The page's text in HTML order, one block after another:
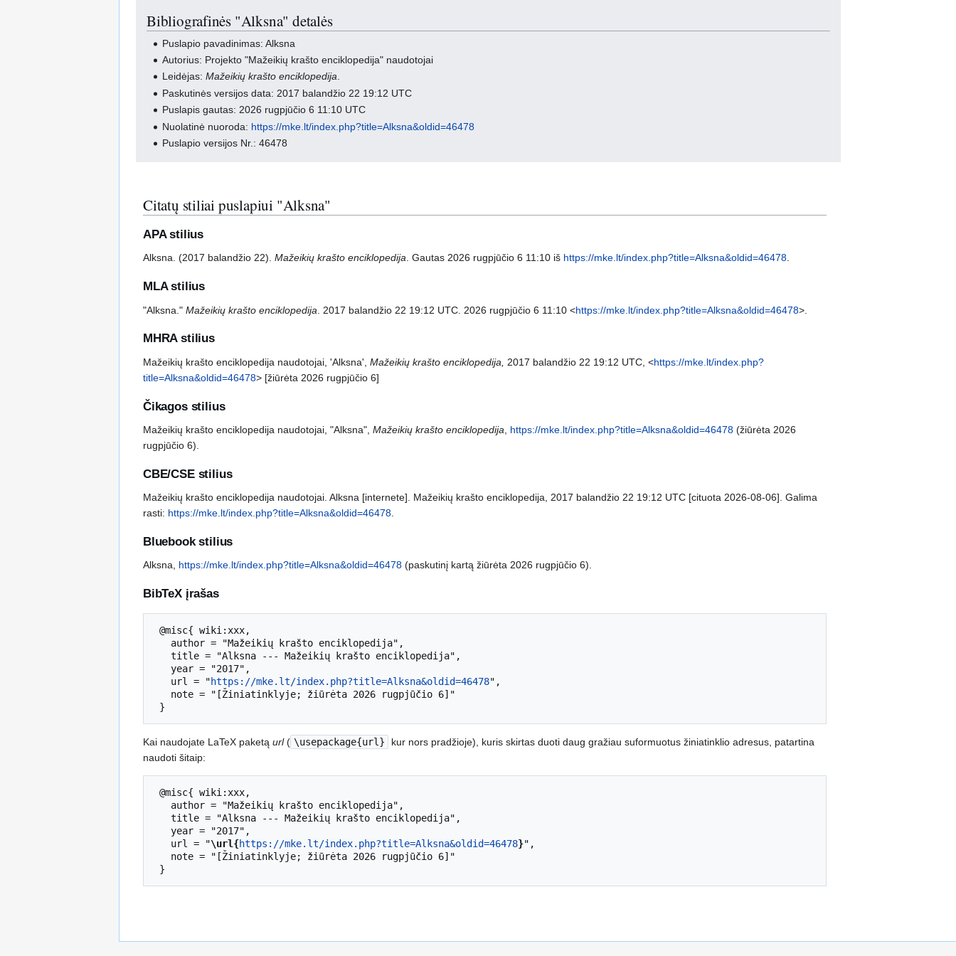
Bibliografinės "Alksna" detalės
Puslapio pavadinimas: Alksna
Autorius: Projekto "Mažeikių krašto enciklopedija" naudotojai
Leidėjas:Mažeikių krašto enciklopedija.
Paskutinės versijos data: 2017 balandžio 22 19:12 UTC
Puslapis gautas: 2026 rugpjūčio 6 11:10 UTC
Nuolatinė nuoroda: https://mke.lt/index.php?title=Alksna&oldid=46478
Puslapio versijos Nr.: 46478
Citatų stiliai puslapiui "Alksna"
APA stilius
Alksna. (2017 balandžio 22). Mažeikių krašto enciklopedija. Gautas 2026 rugpjūčio 6 11:10 iš https://mke.lt/index.php?title=Alksna&oldid=46478.
MLA stilius
"Alksna." Mažeikių krašto enciklopedija . 2017 balandžio 22 19:12 UTC. 2026 rugpjūčio 6 11:10 <https://mke.lt/index.php?title=Alksna&oldid=46478>.
MHRA stilius
Mažeikių krašto enciklopedija naudotojai, 'Alksna', Mažeikių krašto enciklopedija, 2017 balandžio 22 19:12 UTC, <https://mke.lt/index.php?
title=Alksna&oldid=46478> [žiūrėta 2026 rugpjūčio 6]
Čikagos stilius
Mažeikių krašto enciklopedija naudotojai, "Alksna", Mažeikių krašto enciklopedija https://mke.lt/index.php?title=Alksna&oldid=46478(žiūrėta 2026
rugpjūčio 6).
CBE/CSE stilius
Mažeikių krašto enciklopedija naudotojai. Alksna [internete]. Mažeikių krašto enciklopedija, 2017 balandžio 22 19:12 UTC [cituota 2026-08-06]. Galima
rasti: https://mke.lt/index.php?title=Alksna&oldid=46478.
Bluebook stilius
Alksna, https://mke.lt/index.php?title=Alksna&oldid=46478(paskutinį kartą žiūrėta 2026 rugpjūčio 6).
BibTeX įrašas
   url = "
https://mke.lt/index.php?title=Alksna&oldid=46478",
Kai naudojate LaTeX paketą url( \usepackage{url}
kur nors pradžioje), kuris skirtas duoti daug gražiau suformuotus žiniatinklio adresus, patartina
naudoti šitaip:
   url = "
\url{https://mke.lt/index.php?title=Alksna&oldid=46478}",